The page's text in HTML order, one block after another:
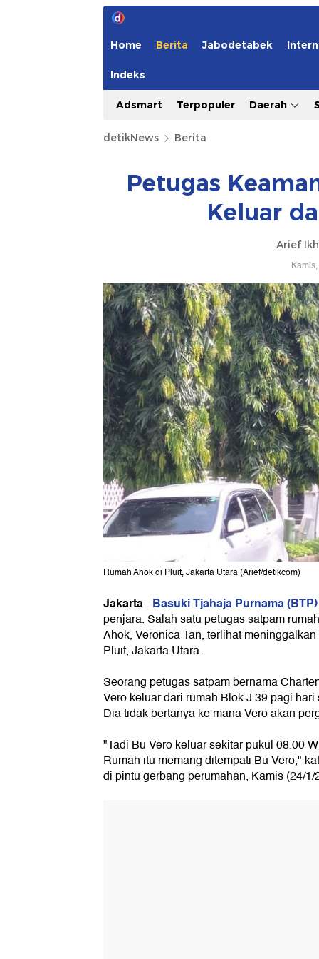
Home Berita Jabodetabek
Indeks
Adsmart Terpopuler Daerah
detikNews Berita
Petugas
Keluar
Arief
Rumah Ahok di Pluit, Jakarta Utara (Arief/detikcom)
Jakarta-Basuki Tjahaja Purnama (BTP)
penjara. Salah satu petugas satpam
Ahok, Veronica Tan, terlihat
Pluit, Jakarta Utara.
Seorang petugas satpam bernama
Vero keluar dari rumah Blok J 39 pagi
Dia tidak bertanya ke mana Vero akan
"Tadi Bu Vero keluar sekitar pukul 08.00
Rumah itu memang ditempati Bu Vero,"
di pintu gerbang perumahan, Kamis (24/1/